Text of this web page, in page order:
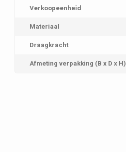
Verkoopeenheid
Materiaal
Draagkracht
Afmeting verpakking (B x D x H)